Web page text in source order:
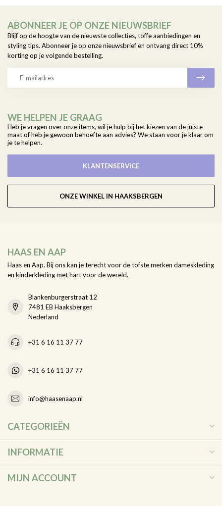
WE HELPEN JE GRAAG
Heb je vragen over onze items, wil je hulp bij het kiezen van de juiste
maat of heb je gewoon behoefte aan advies? We staan voor je klaar om
je te helpen.
KLANTENSERVICE
ONZE WINKEL IN HAAKSBERGEN
ABONNEER JE OP ONZE NIEUWSBRIEF
Blijf op de hoogte van de nieuwste collecties, toffe aanbiedingen en
styling tips. Abonneer je op onze nieuwsbrief en ontvang direct 10%
korting op je volgende bestelling.
HAAS EN AAP
Haas en Aap. Bij ons kan je terecht voor de tofste merken dameskleding
en kinderkleding met hart voor de wereld.
Blankenburgerstraat 12
7481 EB Haaksbergen
Nederland
+31 6 16 11 37 77
+31 6 16 11 37 77
info@haasenaap.nl
CATEGORIEËN
INFORMATIE
MIJN ACCOUNT